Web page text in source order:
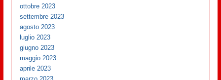
ottobre 2023
settembre 2023
agosto 2023
luglio 2023
giugno 2023
maggio 2023
aprile 2023